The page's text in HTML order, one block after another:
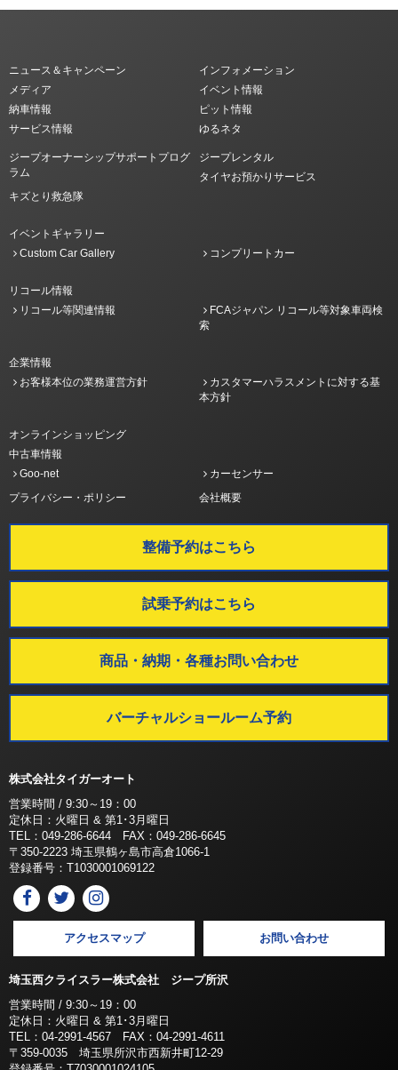
ニュース＆キャンペーン
インフォメーション
メディア
イベント情報
納車情報
ピット情報
サービス情報
ゆるネタ
ジープオーナーシップサポートプログ
ラム
ジープレンタル
タイヤお預かりサービス
キズとり救急隊
イベントギャラリー
Custom Car Gallery
コンプリートカー
リコール情報
リコール等関連情報
FCAジャパン リコール等対象車両検
索
企業情報
お客様本位の業務運営方針
カスタマーハラスメントに対する基
本方針
オンラインショッピング
中古車情報
Goo-net
カーセンサー
プライバシー・ポリシー
会社概要
整備予約はこちら
試乗予約はこちら
商品・納期・各種お問い合わせ
バーチャルショールーム予約
株式会社タイガーオート
営業時間 / 9:30～19：00
定休日：火曜日 & 第1･3月曜日
TEL：049-286-6644 FAX：049-286-6645
〒350-2223 埼玉県鶴ヶ島市高倉1066-1
登録番号：T1030001069122
アクセスマップ お問い合わせ
埼玉西クライスラー株式会社 ジープ所沢
営業時間 / 9:30～19：00
定休日：火曜日 & 第1･3月曜日
TEL：04-2991-4567 FAX：04-2991-4611
〒359-0035 埼玉県所沢市西新井町12-29